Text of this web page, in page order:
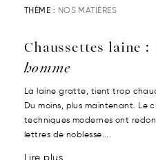
THÈME : NOS MATIÈRES
Chaussettes laine
homme
La laine gratte, tient trop
Du moins, plus maintenant. Le
techniques modernes ont
lettres de noblesse....
Lire plus